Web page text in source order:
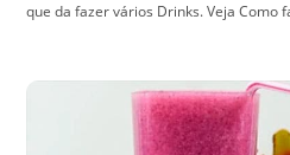
que da fazer vários Drinks. Veja Como